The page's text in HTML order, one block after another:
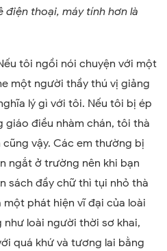
điện thoại, máy tính hơn là
tôi ngồi nói chuyện với một
một người thầy thú vị giảng
lý gì với tôi. Nếu tôi bị ép
giáo điều nhàm chán, tôi thà
vậy. Các em thường bị
ngắt ở trường nên khi bạn
sách đầy chữ thì tụi nhỏ thà
phát hiện vĩ đại của loài
loài người thời sơ khai,
quá khứ và tương lai bằng